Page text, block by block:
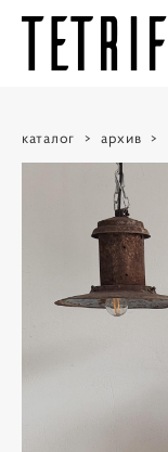
каталог > архив >